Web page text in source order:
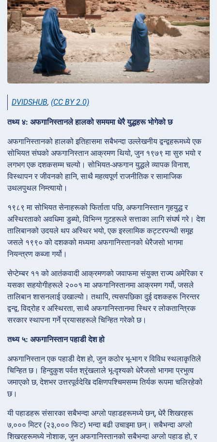
DVIDSHUB, (CC BY 2.0)
तथ्य ४: अफगानिस्तानले हालको समयमा धेरै युद्धहरू भोगेको छ
अफगानिस्तानको हालको इतिहासमा सबैभन्दा उल्लेखनीय द्वन्द्वहरूमध्ये एक
सोभियत संघको अफगानिस्तान आक्रमण थियो, जुन १९७९ मा सुरु भयो र
लगभग एक दशकसम्म चल्यो। सोभियत-अफगान युद्धले व्यापक विनाश,
विस्थापन र जीवनको हानि, साथै महत्वपूर्ण राजनीतिक र सामाजिक
उथलपुथल निम्त्यायो।
१९८९ मा सोभियत सेनाहरूको फिर्ताता पछि, अफगानिस्तान गृहयुद्ध र
अस्थिरताको अवधिमा डुब्यो, विभिन्न गुटहरूले सत्ताका लागि संघर्ष गरे। देश
तालिबानको उदयले थप अस्थिर भयो, एक इस्लामिक कट्टरपन्थी समूह
जसले १९९० को दशकको मध्यमा अफगानिस्तानको धेरैजसो भागमा
नियन्त्रण कब्जा गर्यो।
सेप्टेम्बर ११ को आतंकवादी आक्रमणको जवाफमा संयुक्त राज्य अमेरिका र
यसका सहयोगीहरूले २००१ मा अफगानिस्तानमा आक्रमण गर्यो, जसले
तालिबान शासनलाई उखाल्यो। तथापि, त्यसपछिका दुई दशकहरू निरन्तर
द्वन्द्व, विद्रोह र अस्थिरता, साथै अफगानिस्तानमा स्थिर र लोकतान्त्रिक
सरकार स्थापना गर्ने प्रयासहरूले चिन्हित गरेको छ।
तथ्य ५: अफगानिस्तान पहाडी देश हो
अफगानिस्तान एक पहाडी देश हो, जुन कठोर भू-भाग र विविध स्थलाकृतिले
चिन्हित छ। हिन्दुकुश पर्वत श्रृंखलाले भू-दृश्यको धेरैजसो भागमा प्रभुत्व
जमाएको छ, देशभर उत्तरपूर्वदेखि दक्षिणपश्चिमसम्म तिर्यक रूपमा चलिरहेको
छ।
यी पहाडहरू संसारका सबैभन्दा अग्लो पहाडहरूमध्ये छन्, धेरै शिखरहरू
७,००० मिटर (२३,००० फिट) भन्दा बढी उचाइमा छन्। सबैभन्दा अग्लो
शिखरहरूमध्ये नोशाक, जुन अफगानिस्तानको सबैभन्दा अग्लो पहाड हो, र